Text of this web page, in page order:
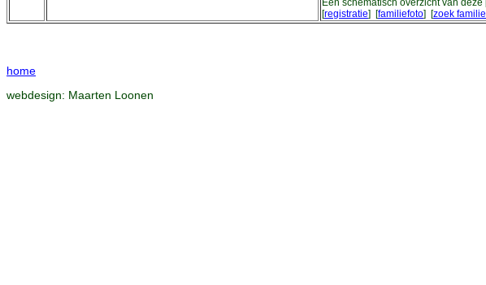
Een schematisch overzicht van
[registratie] [familiefoto] [zoek
home
webdesign: Maarten Loonen